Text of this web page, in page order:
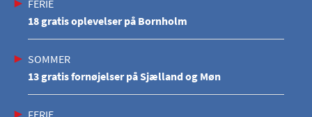
FERIE
18 gratis oplevelser på Bornholm
SOMMER
13 gratis fornøjelser på Sjælland og Møn
FERIE